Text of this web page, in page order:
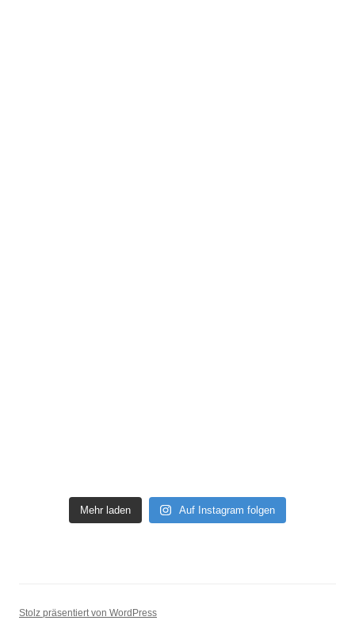
Mehr laden Auf Instagram folgen
Stolz präsentiert von WordPress